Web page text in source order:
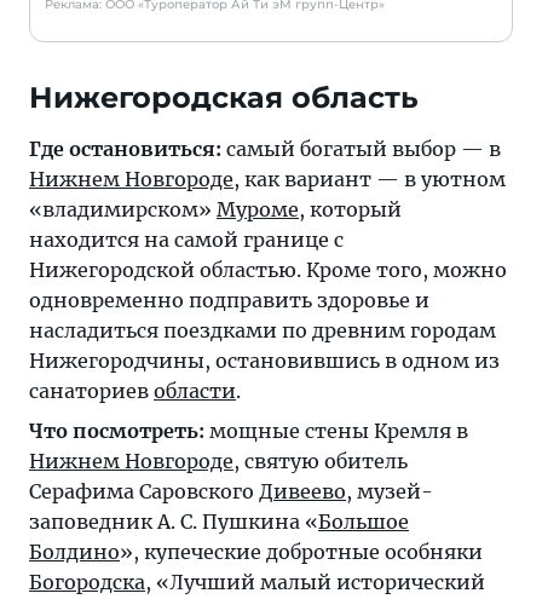
Реклама: ООО «Туроператор Ай Ти эМ групп-Центр»
Нижегородская область
Где остановиться: самый богатый выбор — в
Нижнем Новгороде, как вариант — в уютном
«владимирском» Муроме, который
находится на самой границе с
Нижегородской областью. Кроме того, можно
одновременно подправить здоровье и
насладиться поездками по древним городам
Нижегородчины, остановившись в одном из
санаториев области.
Что посмотреть: мощные стены Кремля в
Нижнем Новгороде, святую обитель
Серафима Саровского Дивеево, музей-
заповедник А. С. Пушкина «Большое
Болдино», купеческие добротные особняки
Богородска, «Лучший малый исторический